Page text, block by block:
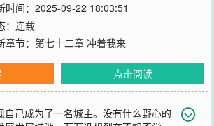
时间：2025-09-22 18:03:51
：连载
章节： 第七十二章 冲着我来
点击阅读
自己成为了一名城主。没有什么野心的